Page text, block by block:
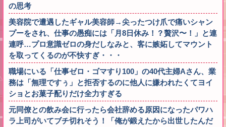
の思考
美容院で遭遇したギャル美容師→尖ったつけ爪で痛いシャン
プーをされ、仕事の愚痴には「月8日休み！？贅沢〜！」と連
連呼…プロ意識ゼロの身だしなみと、客に嫉妬してマウント
を取ってくるのが不快すぎ・・・
職場にいる「仕事ゼロ・ゴマすり100」の40代主婦Aさん、業
務は「無理ですぅ」と拒否するのに他人に嫌われたくてヨイ
ショとお菓子配りだけ全力すぎる
元同僚との飲み会に行ったら会社辞める原因になったパワハ
ラ上司がいてブチ切れそう！「俺が鍛えたから出世したんだ